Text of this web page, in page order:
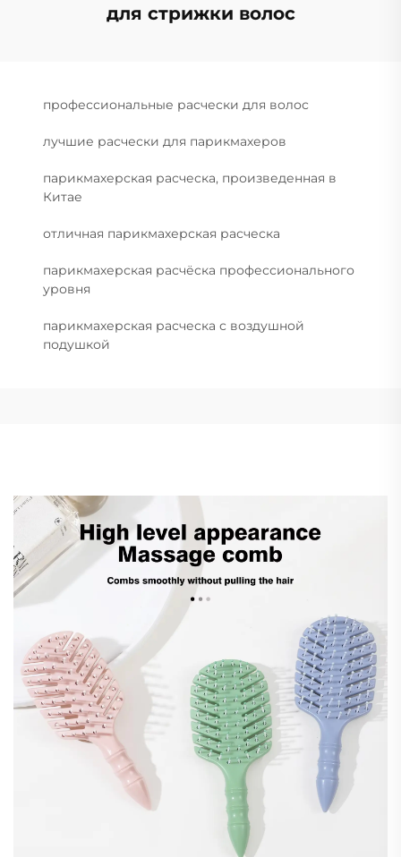
для стрижки волос
профессиональные расчески для волос
лучшие расчески для парикмахеров
парикмахерская расческа, произведенная в
Китае
отличная парикмахерская расческа
парикмахерская расчёска профессионального
уровня
парикмахерская расческа с воздушной
подушкой